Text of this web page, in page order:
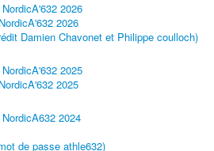
2026
2026
Damien Chavonet et Philippe coulloch)
2025
2025
2024
de passe athle632)